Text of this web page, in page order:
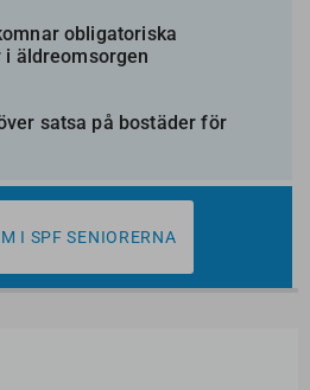
obligatoriska
äldreomsorgen
satsa på bostäder för
I SPF SENIORERNA